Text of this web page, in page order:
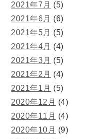
2021年7月 (5)
2021年6月 (6)
2021年5月 (5)
2021年4月 (4)
2021年3月 (5)
2021年2月 (4)
2021年1月 (5)
2020年12月 (4)
2020年11月 (4)
2020年10月 (9)